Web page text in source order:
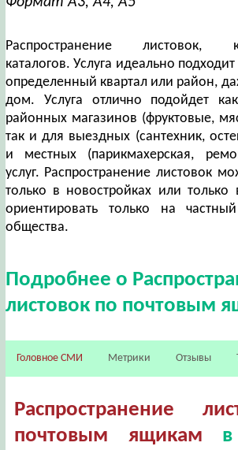
Распространение листовок,
каталогов. Услуга идеально
определенный квартал или район,
дом. Услуга отлично подойдет
районных магазинов (фруктовые,
так и для выездных (сантехник,
и местных (парикмахерская,
услуг. Распространение листовок
только в новостройках или
ориентировать только на
общества.
Подробнее о
листовок по почтовым
Головное СМИ Метрики Отзывы
Распространение
почтовым ящикам в